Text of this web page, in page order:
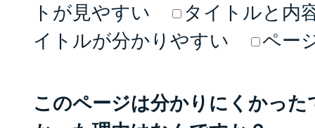
トが見やすい
タイトルと内
イトルが分かりやすい
ペー
このページは分かりにくかっ